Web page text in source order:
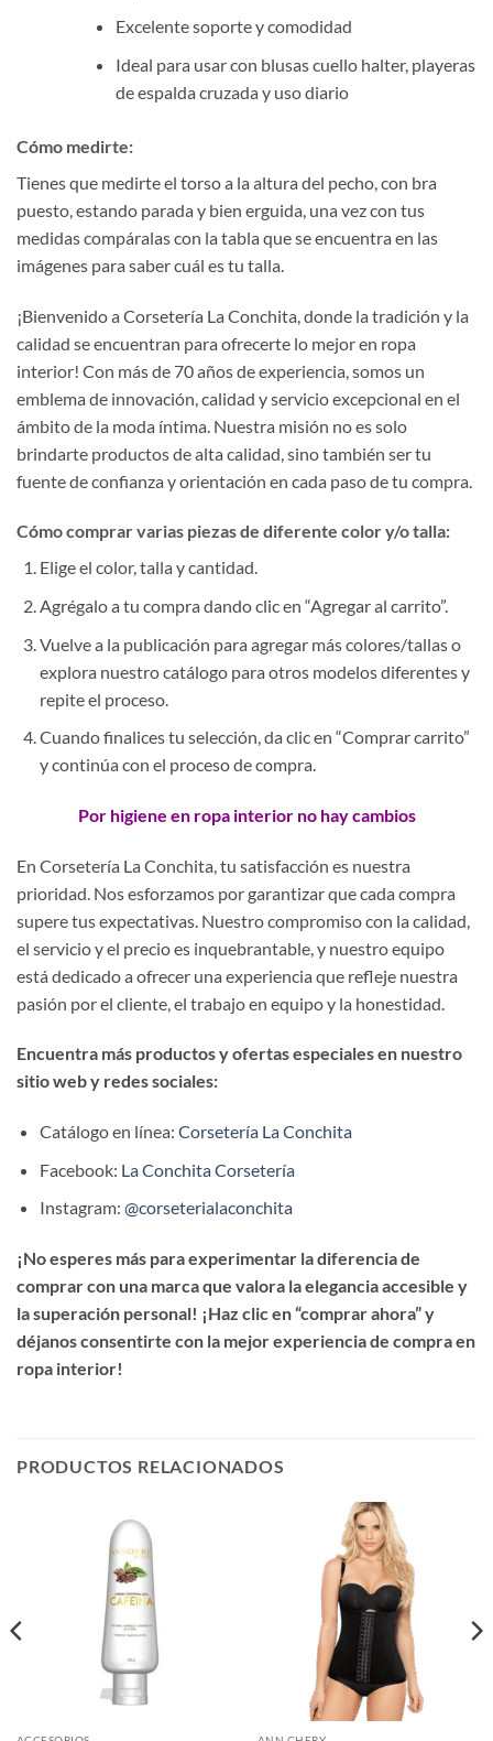
Excelente soporte y comodidad
Ideal para usar con blusas cuello halter, playeras
de espalda cruzada y uso diario
Cómo medirte:
Tienes que medirte el torso a la altura del pecho, con bra
puesto, estando parada y bien erguida, una vez con tus
medidas compáralas con la tabla que se encuentra en las
imágenes para saber cuál es tu talla.
¡Bienvenido a Corsetería La Conchita, donde la tradición y la
calidad se encuentran para ofrecerte lo mejor en ropa
interior! Con más de 70 años de experiencia, somos un
emblema de innovación, calidad y servicio excepcional en el
ámbito de la moda íntima. Nuestra misión no es solo
brindarte productos de alta calidad, sino también ser tu
fuente de confianza y orientación en cada paso de tu compra.
Cómo comprar varias piezas de diferente color y/o talla:
Elige el color, talla y cantidad.
Agrégalo a tu compra dando clic en “Agregar al carrito”.
Vuelve a la publicación para agregar más colores/tallas o
explora nuestro catálogo para otros modelos diferentes y
repite el proceso.
Cuando finalices tu selección, da clic en “Comprar carrito”
y continúa con el proceso de compra.
Por higiene en ropa interior no hay cambios
En Corsetería La Conchita, tu satisfacción es nuestra
prioridad. Nos esforzamos por garantizar que cada compra
supere tus expectativas. Nuestro compromiso con la calidad,
el servicio y el precio es inquebrantable, y nuestro equipo
está dedicado a ofrecer una experiencia que refleje nuestra
pasión por el cliente, el trabajo en equipo y la honestidad.
Encuentra más productos y ofertas especiales en nuestro
sitio web y redes sociales:
Catálogo en línea: Corsetería La Conchita
Facebook: La Conchita Corsetería
Instagram: @corseterialaconchita
¡No esperes más para experimentar la diferencia de
comprar con una marca que valora la elegancia accesible y
la superación personal! ¡Haz clic en “comprar ahora” y
déjanos consentirte con la mejor experiencia de compra en
ropa interior!
PRODUCTOS RELACIONADOS